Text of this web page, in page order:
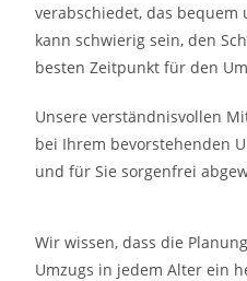
verabschiedet, das
kann schwierig sein, den
besten Zeitpunkt für den
Unsere verständnisvollen
bei Ihrem bevorstehenden
und für Sie sorgenfrei
Wir wissen, dass die
Umzugs in jedem Alter ein